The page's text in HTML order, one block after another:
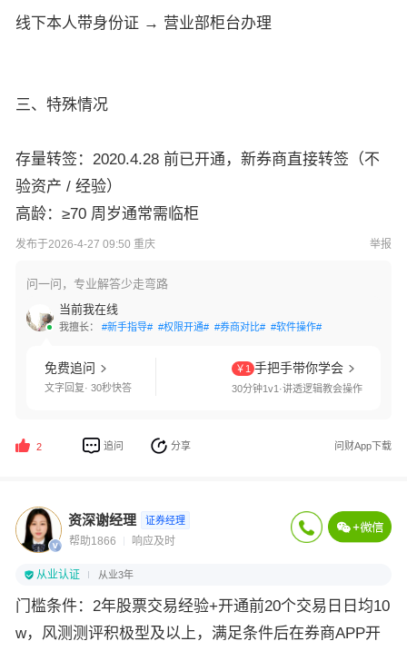
线下本人带身份证 → 营业部柜台办理
三、特殊情况
存量转签：2020.4.28 前已开通，新券商直接转签（不
验资产 / 经验）
高龄：≥70 周岁通常需临柜
发布于2026-4-27 09:50 重庆 举报
问一问，专业解答少走弯路
当前我在线
我擅长： #新手指导# #权限开通# #券商对比# #软件操作#
免费追问
文字回复· 30秒快答
￥1 手把手带你学会
30分钟1v1·讲透逻辑教会操作
2 追问 分享 问财App下载
资深谢经理 证券经理
帮助1866 响应及时
从业认证 从业3年
门槛条件：2年股票交易经验+开通前20个交易日日均10
w，风测测评积极型及以上，满足条件后在券商APP开